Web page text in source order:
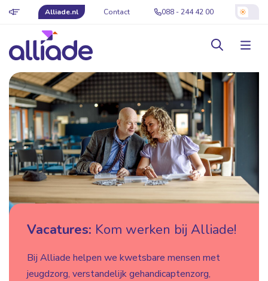
Alliade.nl Contact 088 - 244 42 00
Vacatures: Kom werken bij Alliade!
Bij Alliade helpen we kwetsbare mensen met
jeugdzorg, verstandelijk gehandicaptenzorg,